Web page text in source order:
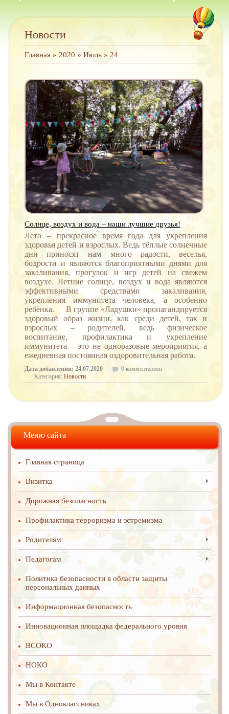
Новости
Главная » 2020 » Июль » 24
Солнце, воздух и вода – наши лучшие друзья!
Лето – прекрасное время года для укрепления
здоровья детей и взрослых. Ведь тёплые солнечные
дни приносят нам много радости, веселья,
бодрости и являются благоприятными днями для
закаливания, прогулок и игр детей на свежем
воздухе. Летние солнце, воздух и вода являются
эффективными средствами закаливания,
укрепления иммунитета человека, а особенно
ребёнка. В группе «Ладушки» пропагандируется
здоровый образ жизни, как среди детей, так и
взрослых – родителей, ведь физическое
воспитание, профилактика и укрепление
иммунитета – это не одноразовые мероприятия, а
ежедневная постоянная оздоровительная работа.
Дата добавления: 24.07.2020
0 комментариев
Категория: Новости
Меню сайта
Главная страница
Визитка
Дорожная безопасность
Профилактика терроризма и эстремизма
Родителям
Педагогам
Политика безопасности в области защиты
персональных данных
Информационная безопасность
Инновационная площадка федерального уровня
ВСОКО
НОКО
Мы в Контакте
Мы в Одноклассниках